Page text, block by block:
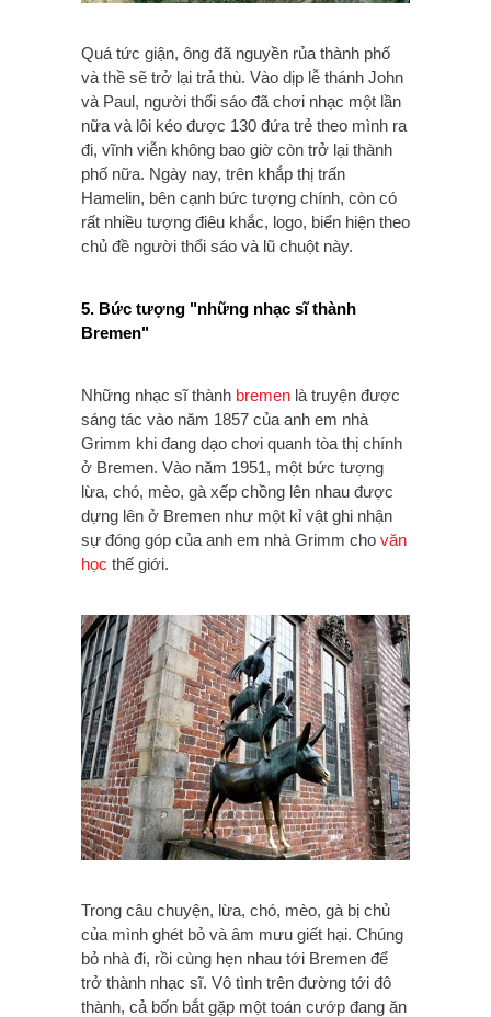
Quá tức giận, ông đã nguyền rủa thành phố
và thề sẽ trở lại trả thù. Vào dịp lễ thánh John
và Paul, người thổi sáo đã chơi nhạc một lần
nữa và lôi kéo được 130 đứa trẻ theo mình ra
đi, vĩnh viễn không bao giờ còn trở lại thành
phố nữa. Ngày nay, trên khắp thị trấn
Hamelin, bên cạnh bức tượng chính, còn có
rất nhiều tượng điêu khắc, logo, biển hiện theo
chủ đề người thổi sáo và lũ chuột này.
5. Bức tượng "những nhạc sĩ thành
Bremen"
Những nhạc sĩ thành bremen là truyện được
sáng tác vào năm 1857 của anh em nhà
Grimm khi đang dạo chơi quanh tòa thị chính
ở Bremen. Vào năm 1951, một bức tượng
lừa, chó, mèo, gà xếp chồng lên nhau được
dựng lên ở Bremen như một kỉ vật ghi nhận
sự đóng góp của anh em nhà Grimm cho văn
học thế giới.
Trong câu chuyện, lừa, chó, mèo, gà bị chủ
của mình ghét bỏ và âm mưu giết hại. Chúng
bỏ nhà đi, rồi cùng hẹn nhau tới Bremen để
trở thành nhạc sĩ. Vô tình trên đường tới đô
thành, cả bốn bắt gặp một toán cướp đang ăn